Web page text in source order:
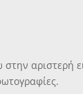
αριστερή